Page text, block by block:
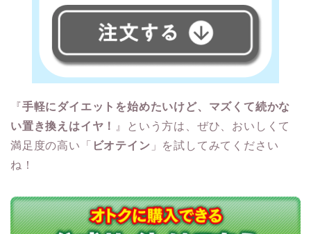
『手軽にダイエットを始めたいけど、マズくて続かな
い置き換えはイヤ！
』という方は、ぜひ、おいしくて
満足度の高い「 ビオテイン 」を試してみてください
ね！